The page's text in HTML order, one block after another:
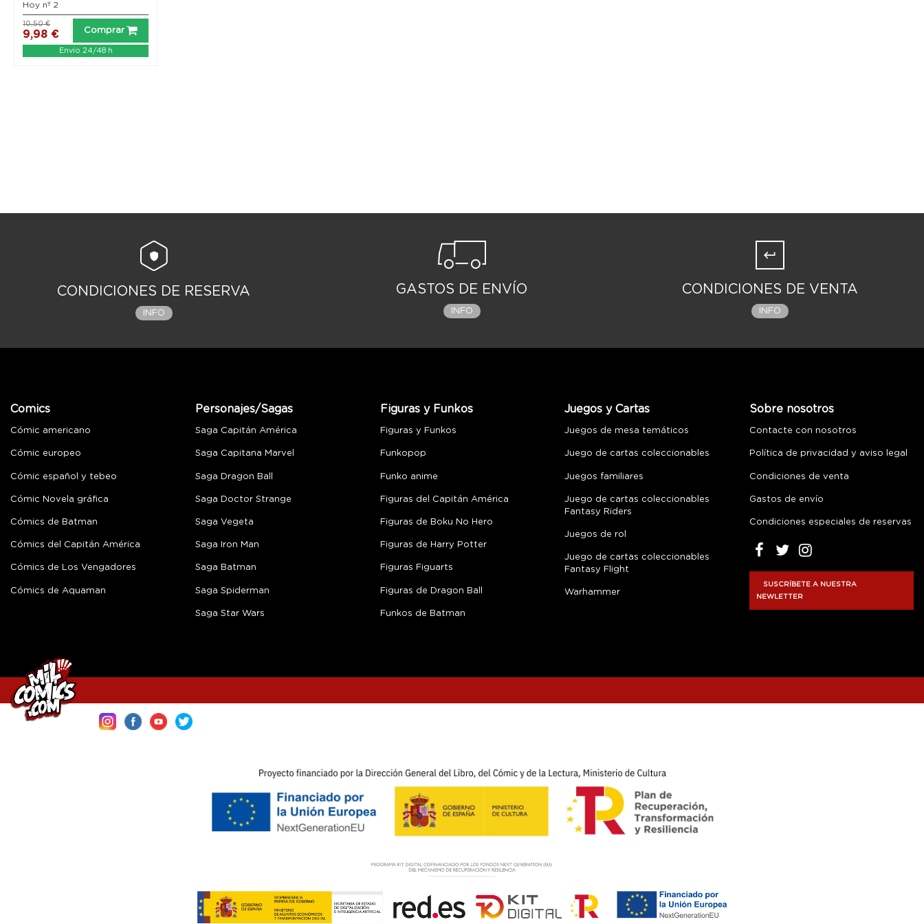
Hoy nº 2
9,98 €
10,50 €
Comprar
Envío 24/48 h
CONDICIONES DE RESERVA
INFO
GASTOS DE ENVÍO
INFO
CONDICIONES DE VENTA
INFO
Comics
Cómic americano
Cómic europeo
Cómic español y tebeo
Cómic Novela gráfica
Cómics de Batman
Cómics del Capitán América
Cómics de Los Vengadores
Cómics de Aquaman
Personajes/Sagas
Saga Capitán América
Saga Capitana Marvel
Saga Dragon Ball
Saga Doctor Strange
Saga Vegeta
Saga Iron Man
Saga Batman
Saga Spiderman
Saga Star Wars
Figuras y Funkos
Figuras y Funkos
Funkopop
Funko anime
Figuras del Capitán América
Figuras de Boku No Hero
Figuras de Harry Potter
Figuras Figuarts
Figuras de Dragon Ball
Funkos de Batman
Juegos y Cartas
Juegos de mesa temáticos
Juego de cartas coleccionables
Juegos familiares
Juego de cartas coleccionables
Fantasy Riders
Juegos de rol
Juego de cartas coleccionables
Fantasy Flight
Warhammer
Sobre nosotros
Contacte con nosotros
Política de privacidad y aviso legal
Condiciones de venta
Gastos de envío
Condiciones especiales de reservas
SUSCRÍBETE A NUESTRA
NEWLETTER